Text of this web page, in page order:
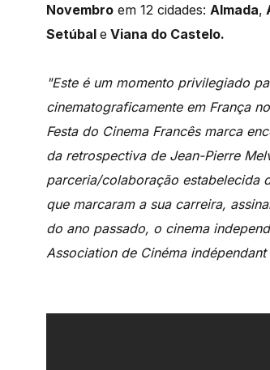
Novembro em 12 cidades: Almada,
Setúbal e Viana do Castelo.
"Este é um momento privilegiado
cinematograficamente em França
Festa do Cinema Francês marca
da retrospectiva de Jean-Pierre
parceria/colaboração estabelecida
que marcaram a sua carreira,
do ano passado, o cinema
Association de Cinéma